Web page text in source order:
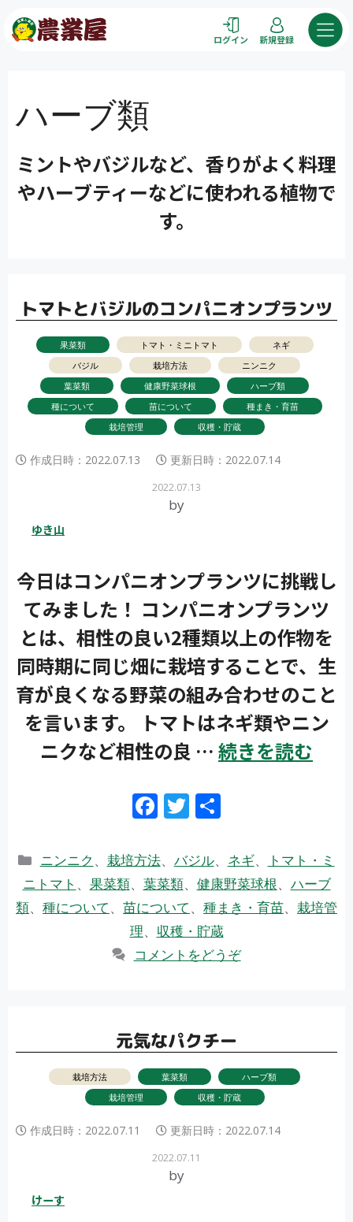
ン
ログイン 新規登録
ハーブ類
ミントやバジルなど、香りがよく料理
やハーブティーなどに使われる植物で
す。
トマトとバジルのコンパニオンプランツ
果菜類 トマト・ミニトマト
ネギ
バジル
栽培方法
ニンニク
葉菜類
健康野菜球根
ハーブ類
種について
苗について
種まき・育苗
栽培管理
収穫・貯蔵
作成日時： 2022.07.13 更新日時： 2022.07.14
2022.07.13
by
ゆき山
今日はコンパニオンプランツに挑戦し
てみました！ コンパニオンプランツ
とは、相性の良い2種類以上の作物を
同時期に同じ畑に栽培することで、生
育が良くなる野菜の組み合わせのこと
を言います。 トマトはネギ類やニン
ニクなど相性の良 … 続きを読む
F
e
b
o
o
k
T
itt
er
カ
テ
リ
ニンニク 、 栽培方法、 バジル、 ネギ、
トマト・ミ
ニトマト 、 果菜類、 葉菜類、 健康野菜球根、 ハーブ
類、 種について、 苗について、 種まき・育苗、 栽培管
理、 収穫・貯蔵
コメントをどうぞ
元気なパクチー
栽培方法 葉菜類
ハーブ類
栽培管理
収穫・貯蔵
作成日時： 2022.07.11 更新日時： 2022.07.14
2022.07.11
by
けーす